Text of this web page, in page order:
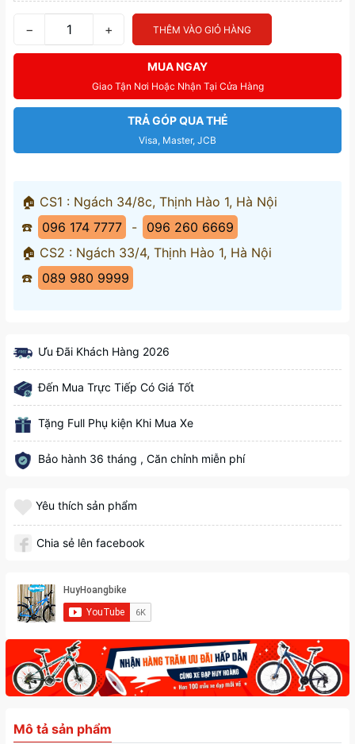
− + THÊM VÀO GIỎ HÀNG
MUA NGAY
Giao Tận Nơi Hoặc Nhận Tại Cửa Hàng
TRẢ GÓP QUA THẺ
Visa, Master, JCB
🏠 CS1 : Ngách 34/8c, Thịnh Hào 1, Hà Nội
☎️
096 174 7777 -
096 260 6669
🏠 CS2 : Ngách 33/4, Thịnh Hào 1, Hà Nội
☎️
089 980 9999
Ưu Đãi Khách Hàng 2026
Đến Mua Trực Tiếp Có Giá Tốt
Tặng Full Phụ kiện Khi Mua Xe
Bảo hành 36 tháng , Căn chỉnh miễn phí
Yêu thích sản phẩm
Chia sẻ lên facebook
Mô tả sản phẩm